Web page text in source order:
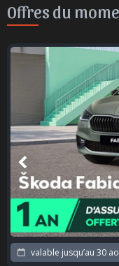
Offres du
valable jusqu’au 30